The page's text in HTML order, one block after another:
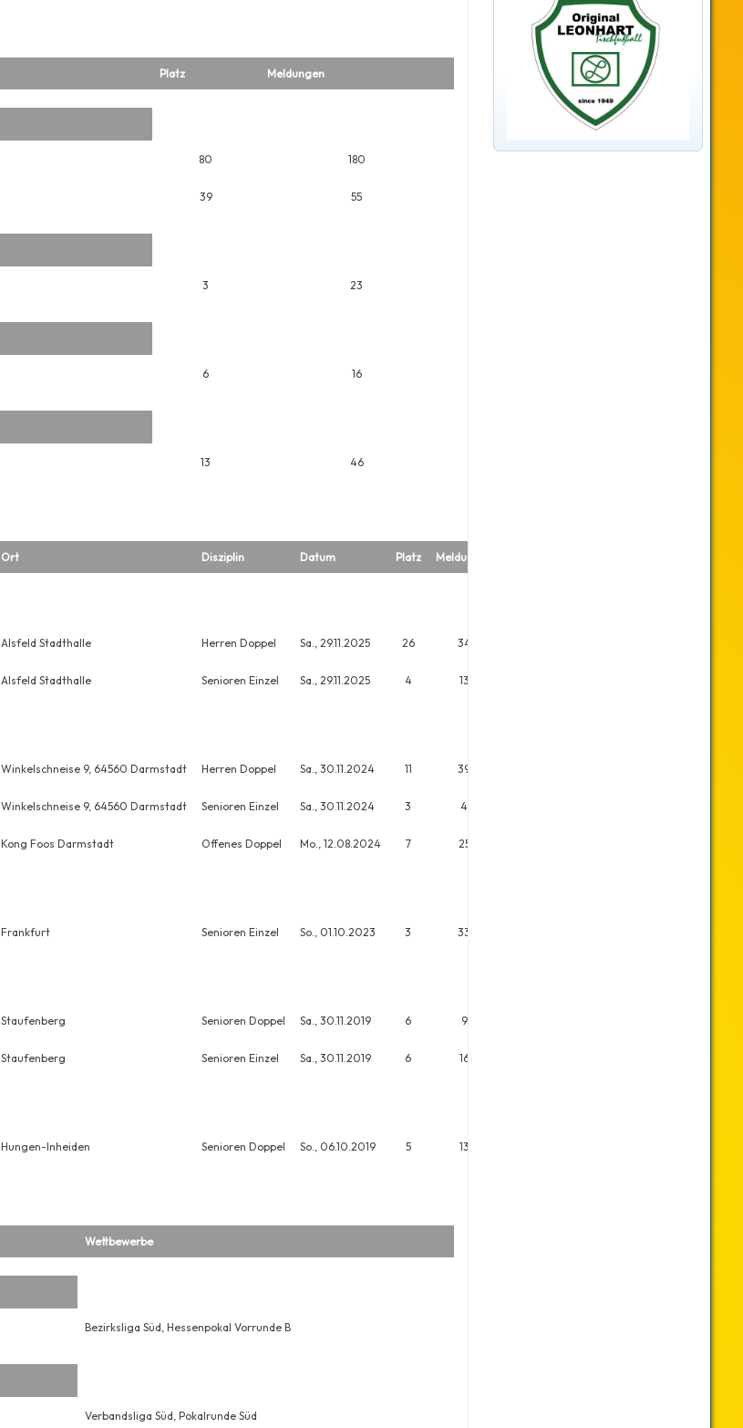
Platz Meldungen
80 180
39 55
3 23
6 16
13 46
Ort Disziplin Datum Platz Meldungen
Alsfeld Stadthalle Herren Doppel Sa., 29.11.2025 26 34
Alsfeld Stadthalle Senioren Einzel Sa., 29.11.2025 4 13
Winkelschneise 9, 64560 Darmstadt Herren Doppel Sa., 30.11.2024 11 39
Winkelschneise 9, 64560 Darmstadt Senioren Einzel Sa., 30.11.2024 3 4
Kong Foos Darmstadt Offenes Doppel Mo., 12.08.2024 7 25
Frankfurt Senioren Einzel So., 01.10.2023 3 33
Staufenberg Senioren Doppel Sa., 30.11.2019 6 9
Staufenberg Senioren Einzel Sa., 30.11.2019 6 16
Hungen-Inheiden Senioren Doppel So., 06.10.2019 5 13
Wettbewerbe
Bezirksliga Süd, Hessenpokal Vorrunde B
Verbandsliga Süd, Pokalrunde Süd